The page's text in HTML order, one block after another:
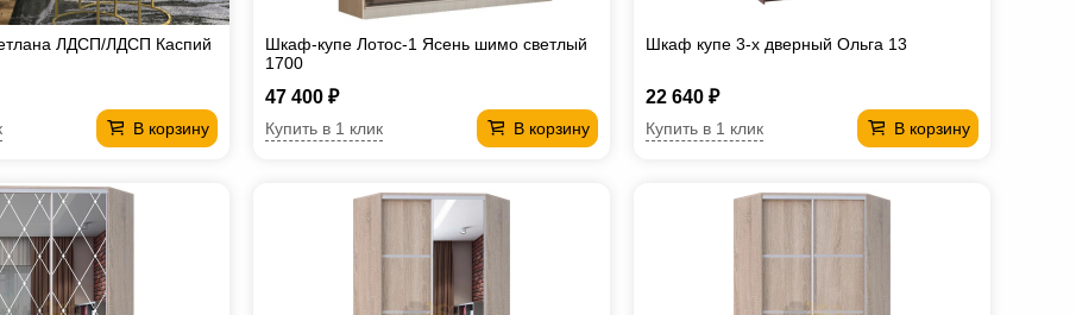
ЛДСП/ЛДСП Каспий
В корзину
Шкаф-купе Лотос-1 Ясень шимо светлый
1700
47 400 ₽
В корзину
Купить в 1 клик
Шкаф купе 3-х дверный Ольга 13
22 640 ₽
В корзину
Купить в 1 клик